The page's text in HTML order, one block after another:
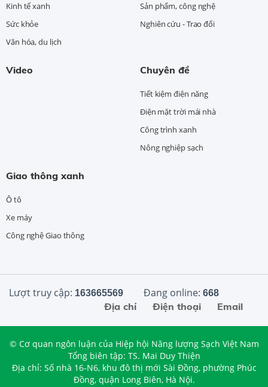
Kinh tế xanh
Sức khỏe
Văn hóa, du lịch
Sản phẩm, công nghệ
Nghiên cứu - Trao đổi
Video Chuyên đề
Tiết kiệm điện năng
Điện mặt trời mái nhà
Công trình xanh
Nông nghiệp sạch
Giao thông xanh
Ô tô
Xe máy
Công nghệ Giao thông
Lượt truy cập: 163665569 Đang online: 668
Email
Điện thoại
Địa chỉ
© Cơ quan ngôn luận của Hiệp hội Năng lượng Sạch Việt Nam
Tổng biên tập: TS. Mai Duy Thiện
Địa chỉ: Số nhà 16-N6, khu đô thị mới Sài Đồng, phường Phúc
Đồng, quận Long Biên, Hà Nội.